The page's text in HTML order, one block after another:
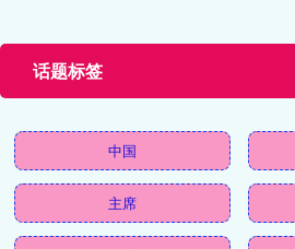
话题标签
中国
主席